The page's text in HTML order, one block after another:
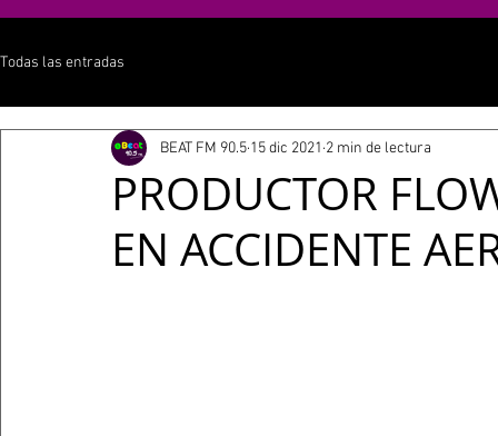
Todas las entradas
PRODUCTOR
EN ACCIDENTE
BEAT FM 90.5 15 dic 2021 2 min de lectura